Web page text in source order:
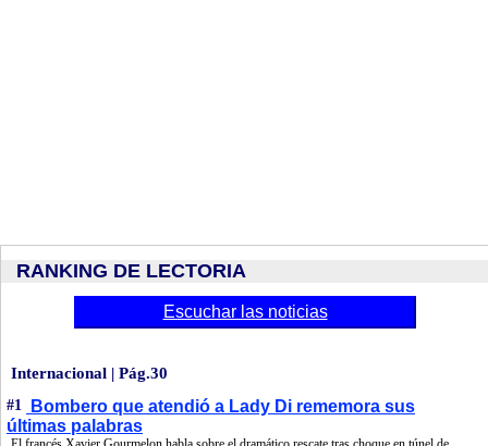
RANKING DE LECTORIA
Escuchar las noticias
Internacional | Pág.30
#1
Bombero que atendió a Lady Di rememora sus
últimas palabras